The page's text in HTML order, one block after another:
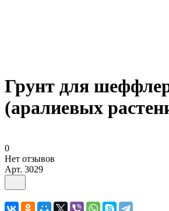
Грунт для
(аралиевых
0
Нет отзывов
Арт. 3029